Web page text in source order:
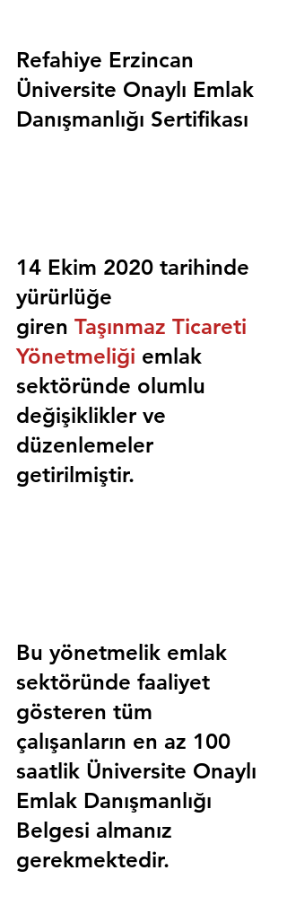
Refahiye Erzincan
Üniversite Onaylı Emlak
Danışmanlığı Sertifikası
14 Ekim 2020 tarihinde
yürürlüğe
giren Taşınmaz Ticareti
Yönetmeliği emlak
sektöründe olumlu
değişiklikler ve
düzenlemeler
getirilmiştir.
Bu yönetmelik emlak
sektöründe faaliyet
gösteren tüm
çalışanların en az 100
saatlik Üniversite Onaylı
Emlak Danışmanlığı
Belgesi almanız
gerekmektedir.